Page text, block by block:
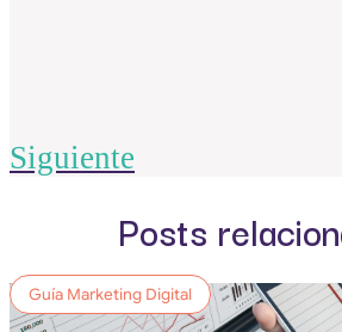
Siguiente
Posts
Guía Marketing Digital